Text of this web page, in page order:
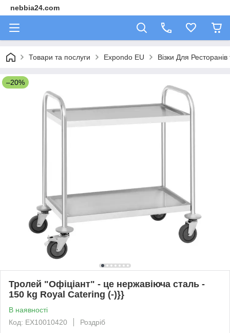
nebbia24.com
Товари та послуги Expondo EU Візки Для Ресторанів
–20%
Тролей "Офіціант" - це нержавіюча сталь -
150 kg Royal Catering (-)}}
В наявності
Код: EX10010420
Роздріб